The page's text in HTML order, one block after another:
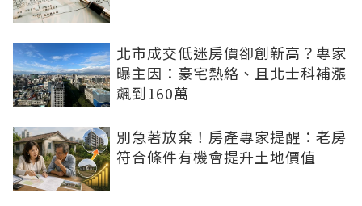
北市成交低迷房價卻創新高？專家
曝主因：豪宅熱絡、且北士科補漲
飆到160萬
別急著放棄！房產專家提醒：老房
符合條件有機會提升土地價值